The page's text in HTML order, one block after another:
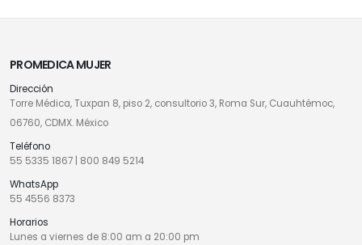
PROMEDICA MUJER
Dirección
Torre Médica, Tuxpan 8, piso 2, consultorio 3, Roma Sur, Cuauhtémoc,
06760, CDMX. México
Teléfono
55 5335 1867
800 849 5214
WhatsApp
55 4556 8373
Horarios
Lunes a viernes de 8:00 am a 20:00 pm